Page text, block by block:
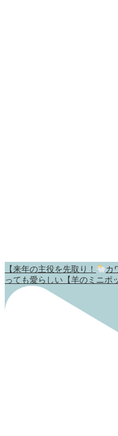
【来年の主役を先取り！
カ
っても愛らしい【羊のミニポ